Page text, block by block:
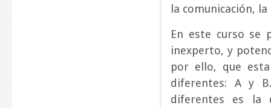
la comunicación,
En este curso se
inexperto, y
por ello, que
diferentes: A y
diferentes es la